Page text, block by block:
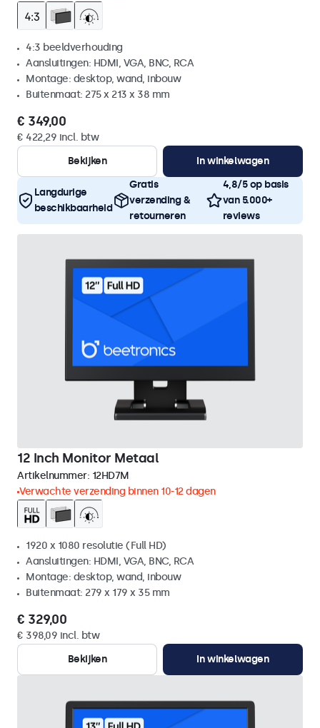
4:3 beeldverhouding
Aansluitingen: HDMI, VGA, BNC, RCA
Montage: desktop, wand, inbouw
Buitenmaat: 275 x 213 x 38 mm
€ 349,00
€ 422,29 incl. btw
Bekijken
In winkelwagen
Langdurige
beschikbaarheid
Gratis
verzending &
retourneren
4,8/5 op basis
van 5.000+
reviews
12 Inch Monitor Metaal
Artikelnummer: 12HD7M
Verwachte verzending binnen 10-12 dagen
1920 x 1080 resolutie (Full HD)
Aansluitingen: HDMI, VGA, BNC, RCA
Montage: desktop, wand, inbouw
Buitenmaat: 279 x 179 x 35 mm
€ 329,00
€ 398,09 incl. btw
Bekijken
In winkelwagen